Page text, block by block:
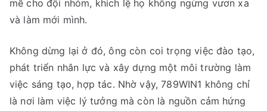
mẽ cho đội nhóm, khích lệ họ không ngừng vươn xa
và làm mới mình.
Không dừng lại ở đó, ông còn coi trọng việc đào tạo,
phát triển nhân lực và xây dựng một môi trường làm
việc sáng tạo, hợp tác. Nhờ vậy, 789WIN1 không chỉ
là nơi làm việc lý tưởng mà còn là nguồn cảm hứng